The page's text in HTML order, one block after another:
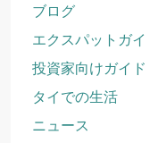
ブログ
エクスパットガイ
投資家向けガイド
タイでの生活
ニュース